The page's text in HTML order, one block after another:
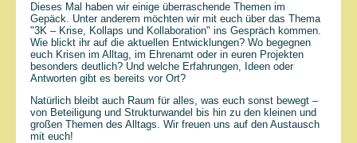
Dieses Mal haben wir einige überraschende Themen im
Gepäck. Unter anderem möchten wir mit euch über das Thema
"3K – Krise, Kollaps und Kollaboration" ins Gespräch kommen.
Wie blickt ihr auf die aktuellen Entwicklungen? Wo begegnen
euch Krisen im Alltag, im Ehrenamt oder in euren Projekten
besonders deutlich? Und welche Erfahrungen, Ideen oder
Antworten gibt es bereits vor Ort?
Natürlich bleibt auch Raum für alles, was euch sonst bewegt –
von Beteiligung und Strukturwandel bis hin zu den kleinen und
großen Themen des Alltags. Wir freuen uns auf den Austausch
mit euch!